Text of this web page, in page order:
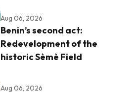
Aug 06, 2026
Benin’s second act:
Redevelopment of the
historic Sèmè Field
Aug 06, 2026